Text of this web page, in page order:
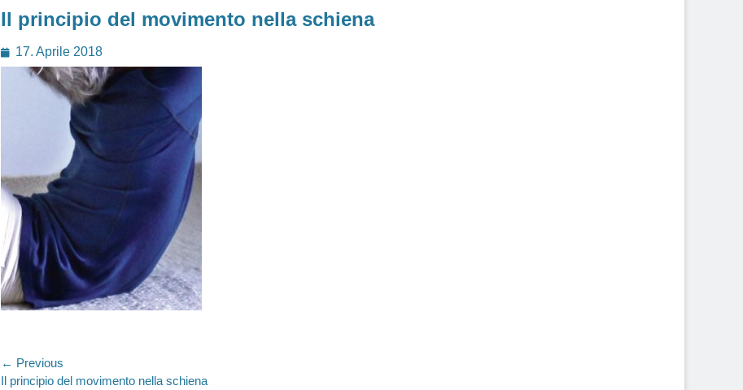
Il principio del movimento nella schiena
Posted
17. Aprile 2018
Navigazione
← Previous
Previous
Il principio del movimento nella schiena